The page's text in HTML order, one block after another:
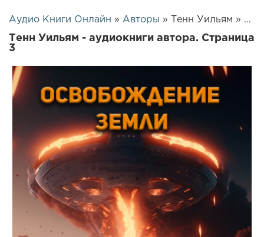
Аудио Книги Онлайн » Авторы » Тенн Уильям » Страница 3
Тенн Уильям - аудиокниги автора. Страница
3